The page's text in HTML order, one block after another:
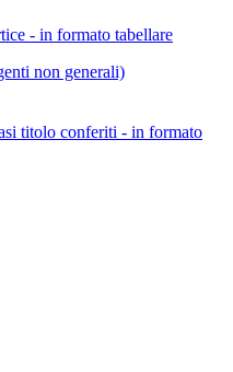
- in formato tabellare
non generali)
titolo conferiti - in formato